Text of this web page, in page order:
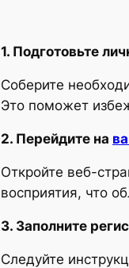
1. Подготовьте
Соберите
Это поможет
2. Перейдите на
Откройте веб-
восприятия, что
3. Заполните
Следуйте